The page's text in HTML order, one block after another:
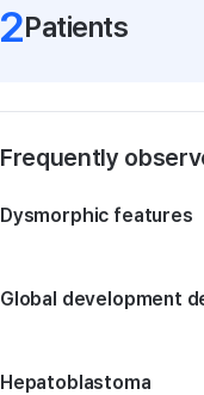
2Patients
Frequently
Dysmorphic features
Global development
Hepatoblastoma